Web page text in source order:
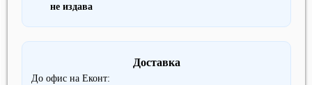
не издава
Доставка
До офис на Еконт